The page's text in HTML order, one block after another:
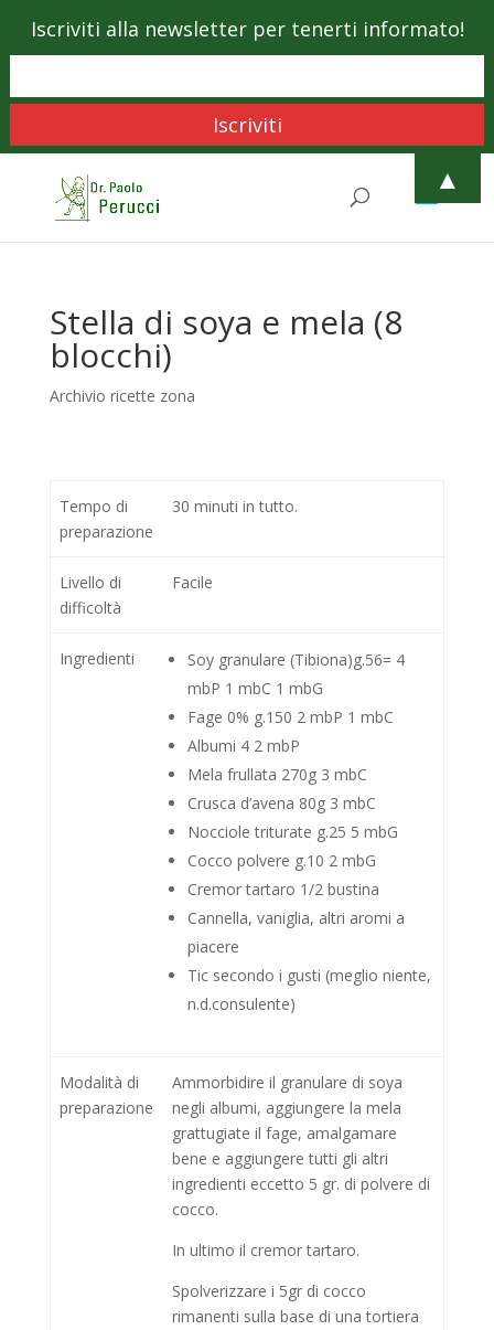
Stella di soya e mela (8
blocchi)
Archivio ricette zona
Tempo di
preparazione
30 minuti in tutto.
Livello di
difficoltà
Facile
Ingredienti
Soy granulare (Tibiona)g.56= 4
mbP 1 mbC 1 mbG
Fage 0% g.150 2 mbP 1 mbC
Albumi 4 2 mbP
Mela frullata 270g 3 mbC
Crusca d’avena 80g 3 mbC
Nocciole triturate g.25 5 mbG
Cocco polvere g.10 2 mbG
Cremor tartaro 1/2 bustina
Cannella, vaniglia, altri aromi a
piacere
Tic secondo i gusti (meglio niente,
n.d.consulente)
Modalità di
preparazione
Ammorbidire il granulare di soya
negli albumi, aggiungere la mela
grattugiate il fage, amalgamare
bene e aggiungere tutti gli altri
ingredienti eccetto 5 gr. di polvere di
cocco.
In ultimo il cremor tartaro.
Spolverizzare i 5gr di cocco
rimanenti sulla base di una tortiera
Iscriviti alla newsletter per tenerti informato!
▲